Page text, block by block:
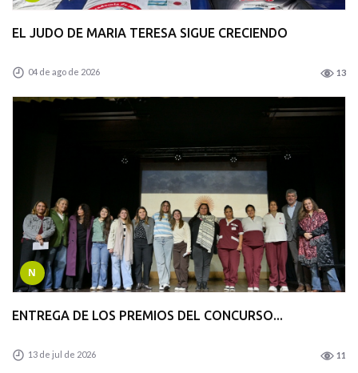
EL JUDO DE MARIA TERESA SIGUE CRECIENDO
04 de ago de 2026 13
N
ENTREGA DE LOS PREMIOS DEL CONCURSO...
13 de jul de 2026 11